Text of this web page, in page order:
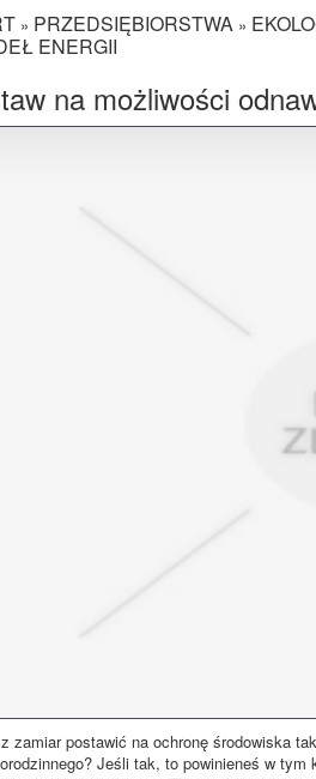
» PRZEDSIĘBIORSTWA »
ENERGII
na możliwości
zamiar postawić na ochronę środowiska
Jeśli tak, to powinieneś w